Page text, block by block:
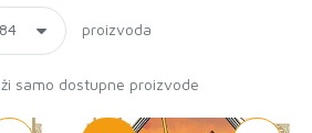
proizvoda
samo dostupne proizvode